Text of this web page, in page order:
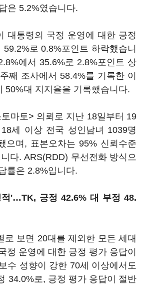
은 5.2%였습니다.
대통령의 국정 운영에 대한 긍정
로 0.8%포인트 하락했습니
에서 35.6%로 2.8%포인트 상
째 조사에서 58.4%를 기록한 이
50%대 지지율을 기록했습니다.
마토> 의뢰로 지난 18일부터 19
세 이상 전국 성인남녀 1039명
으며, 표본오차는 95% 신뢰수준
다. ARS(RDD) 무선전화 방식으
률은 2.8%입니다.
적'…TK, 긍정 42.6% 대 부정 48.
로 보면 20대를 제외한 모든 세대
정 운영에 대한 긍정 평가 응답이
수 성향이 강한 70세 이상에서도
34.0%로, 긍정 평가 응답이 절반